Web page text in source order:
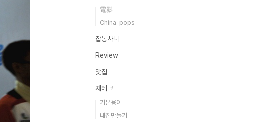
電影
China-pops
잡동사니
Review
맛집
재테크
기본용어
내집만들기